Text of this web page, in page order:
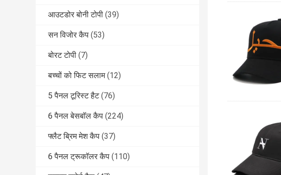
आउटडोर बोनी टोपी (39)
सन विजोर कैप (53)
बोरट टोपी (7)
बच्चों को फिट सलाम (12)
5 पैनल टूरिस्ट हैट (76)
6 पैनल बेसबॉल कैप (224)
फ्लैट ब्रिम मेश कैप (37)
6 पैनल ट्रूकॉलर कैप (110)